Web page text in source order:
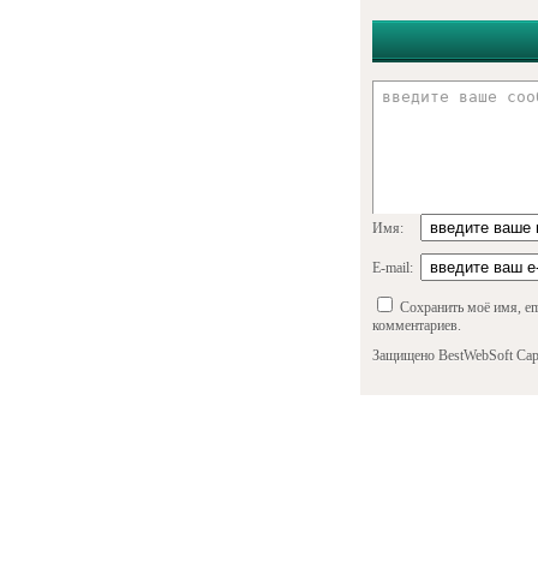
Имя:
E-mail:
Сохранить моё имя,
комментариев.
Защищено BestWebSoft